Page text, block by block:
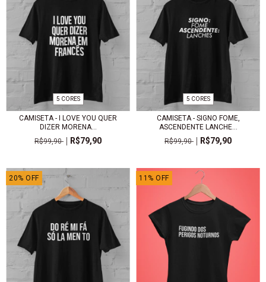
5 CORES
CAMISETA - I LOVE YOU QUER
DIZER MORENA...
R$99,90
R$79,90
5 CORES
CAMISETA - SIGNO FOME,
ASCENDENTE LANCHE...
R$99,90
R$79,90
20% OFF 11 % OFF